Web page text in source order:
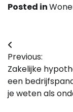
Posted in
Bericht
navigatie
Previous:
Zakelijke
een
je weten als